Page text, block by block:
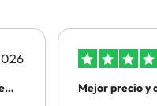
Mejor precio y